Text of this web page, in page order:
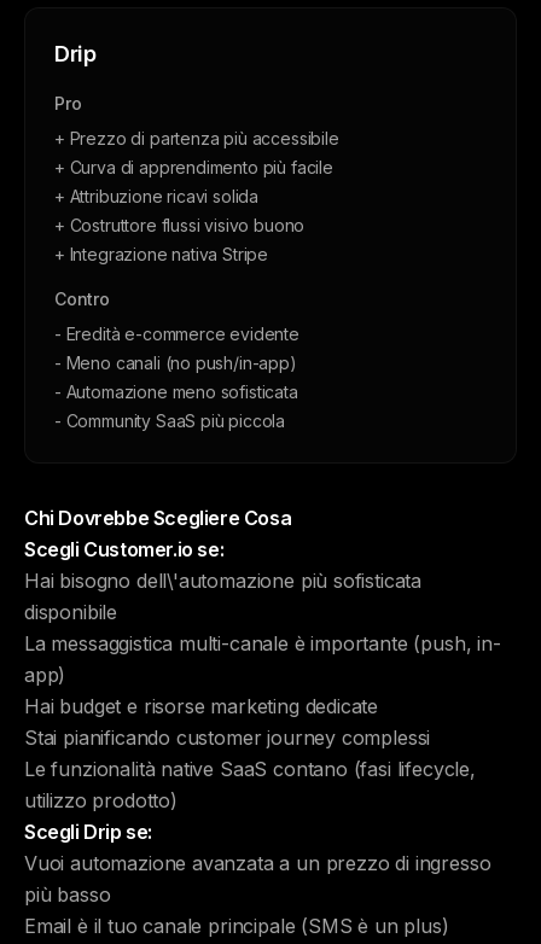
Drip
Pro
+ Prezzo di partenza più accessibile
+ Curva di apprendimento più facile
+ Attribuzione ricavi solida
+ Costruttore flussi visivo buono
+ Integrazione nativa Stripe
Contro
- Eredità e-commerce evidente
- Meno canali (no push/in-app)
- Automazione meno sofisticata
- Community SaaS più piccola
Chi Dovrebbe Scegliere Cosa
Scegli Customer.io se:
Hai bisogno dell\'automazione più sofisticata
disponibile
La messaggistica multi-canale è importante (push, in-
app)
Hai budget e risorse marketing dedicate
Stai pianificando customer journey complessi
Le funzionalità native SaaS contano (fasi lifecycle,
utilizzo prodotto)
Scegli Drip se:
Vuoi automazione avanzata a un prezzo di ingresso
più basso
Email è il tuo canale principale (SMS è un plus)